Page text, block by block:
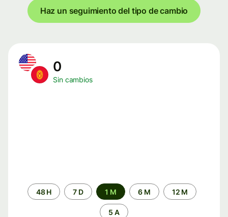
Haz un seguimiento del tipo de cambio
0
Sin cambios
Periodo48 H 7 D 1 M 6 M 12 M
5 A